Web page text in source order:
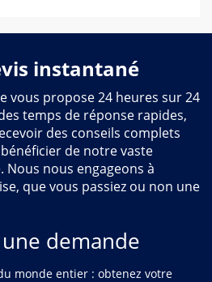
instantané
vous propose 24 heures sur 24
temps de réponse rapides,
des conseils complets
de notre vaste
Nous nous engageons à
que vous passiez ou non une
demande
monde entier : obtenez votre